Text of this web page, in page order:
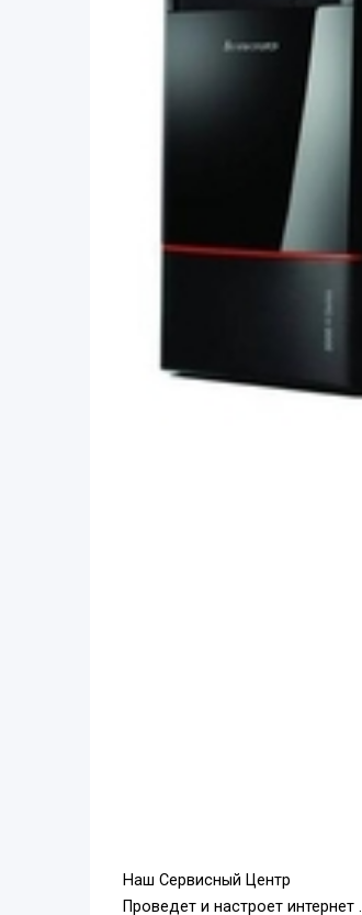
Наш Сервисный Центр
Проведет и настроет интернет .